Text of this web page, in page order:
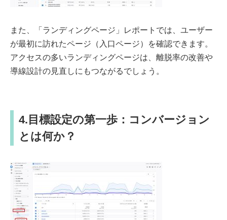
また、「ランディングページ」レポートでは、ユーザー
が最初に訪れたページ（入口ページ）を確認できます。
アクセスの多いランディングページは、離脱率の改善や
導線設計の見直しにもつながるでしょう。
4.目標設定の第一歩：コンバージョン
とは何か？